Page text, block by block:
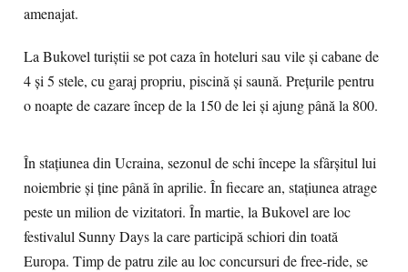
amenajat.
La Bukovel turiştii se pot caza în hoteluri sau vile şi cabane de
4 şi 5 stele, cu garaj propriu, piscină şi saună. Preţurile pentru
o noapte de cazare încep de la 150 de lei şi ajung până la 800.
În staţiunea din Ucraina, sezonul de schi începe la sfârşitul lui
noiembrie şi ține până în aprilie. În fiecare an, staţiunea atrage
peste un milion de vizitatori. În martie, la Bukovel are loc
festivalul Sunny Days la care participă schiori din toată
Europa. Timp de patru zile au loc concursuri de free-ride, se